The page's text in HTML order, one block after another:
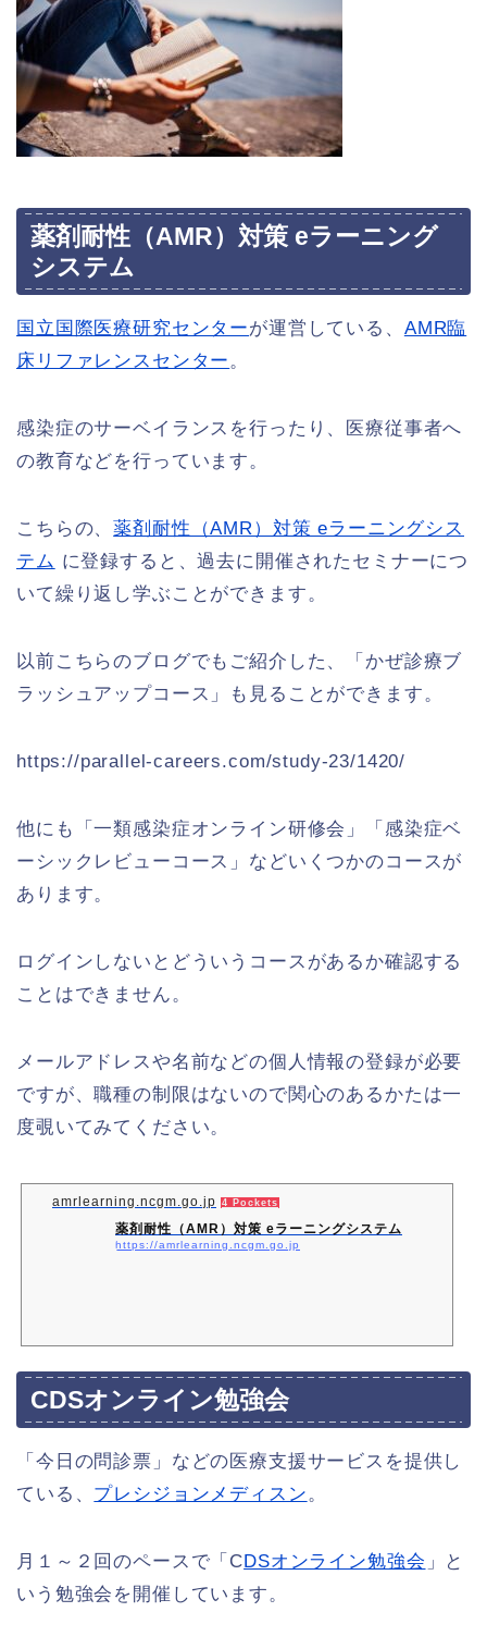
薬剤耐性（AMR）対策 eラーニング
システム
国立国際医療研究センターが運営している、 AMR臨
床リファレンスセンター。
感染症のサーベイランスを行ったり、医療従事者へ
の教育などを行っています。
こちらの、薬剤耐性（AMR）対策 eラーニングシス
テム に登録すると、過去に開催されたセミナーにつ
いて繰り返し学ぶことができます。
以前こちらのブログでもご紹介した、「かぜ診療ブ
ラッシュアップコース」も見ることができます。
https://parallel-careers.com/study-23/1420/
他にも「一類感染症オンライン研修会」「感染症ベ
ーシックレビューコース」などいくつかのコースが
あります。
ログインしないとどういうコースがあるか確認する
ことはできません。
メールアドレスや名前などの個人情報の登録が必要
ですが、職種の制限はないので関心のあるかたは一
度覗いてみてください。
amrlearning.ncgm.go.jp 4 Pockets
薬剤耐性（AMR）対策 eラーニングシステム
https://amrlearning.ncgm.go.jp
CDSオンライン勉強会
「今日の問診票」などの医療支援サービスを提供し
ている、 プレシジョンメディスン 。
月１～２回のペースで「CDSオンライン勉強会 」と
いう勉強会を開催しています。